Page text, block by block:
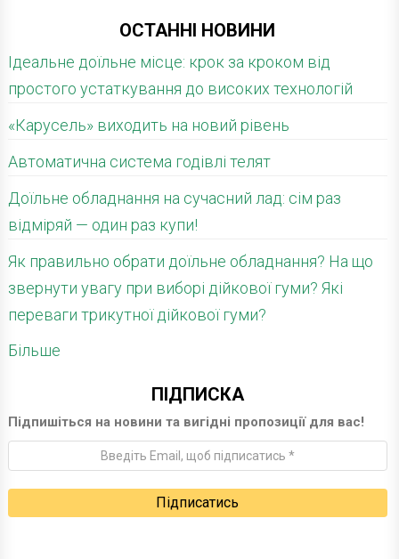
ОСТАННІ НОВИНИ
Ідеальне доїльне місце: крок за кроком від
простого устаткування до високих технологій
«Карусель» виходить на новий рівень
Автоматична система годівлі телят
Доїльне обладнання на сучасний лад: сім раз
відміряй — один раз купи!
Як правильно обрати доїльне обладнання? На що
звернути увагу при виборі дійкової гуми? Які
переваги трикутної дійкової гуми?
Більше
ПІДПИСКА
Підпишіться на новини та вигідні пропозиції для вас!